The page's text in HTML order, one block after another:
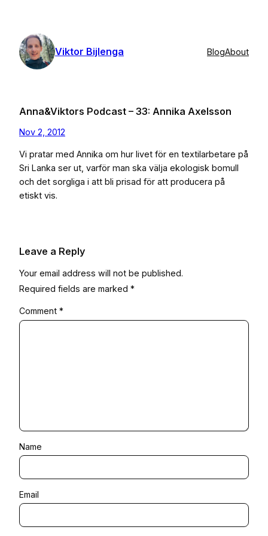
content
Viktor Bijlenga BlogAbout
Anna&Viktors Podcast – 33: Annika Axelsson
Nov 2, 2012
Vi pratar med Annika om hur livet för en textilarbetare på
Sri Lanka ser ut, varför man ska välja ekologisk bomull
och det sorgliga i att bli prisad för att producera på
etiskt vis.
Leave a Reply
Your email address will not be published.
Required fields are marked *
Comment *
Name
Email